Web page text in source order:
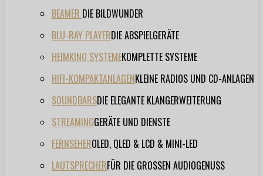
BEAMER DIE BILDWUNDER
BLU-RAY PLAYERDIE ABSPIELGERÄTE
HEIMKINO SYSTEMEKOMPLETTE SYSTEME
HIFI-KOMPAKTANLAGENKLEINE RADIOS UND CD-ANLAGEN
SOUNDBARSDIE ELEGANTE KLANGERWEITERUNG
STREAMINGGERÄTE UND DIENSTE
FERNSEHEROLED, QLED & LCD & MINI-LED
LAUTSPRECHERFÜR DIE GROSSEN AUDIOGENUSS